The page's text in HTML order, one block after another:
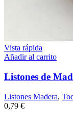
Vista rápida
Añadir al carrito
Listones de
Listones Madera,
0,79 €